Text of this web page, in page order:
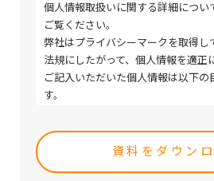
個人情報取扱いに関する詳細につい
ご覧ください。
弊社はプライバシーマークを取得し
法規にしたがって、個人情報を適正
ご記入いただいた個人情報は以下の
す。
注、決済および対応
・取引（提案）に基づく役務等の授
・当社サービス等に関する情報の提
leave
this
field